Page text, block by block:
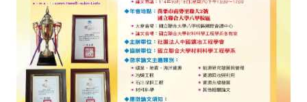
學會組織與架構
架構圖
理監事會
現任學會職員錄